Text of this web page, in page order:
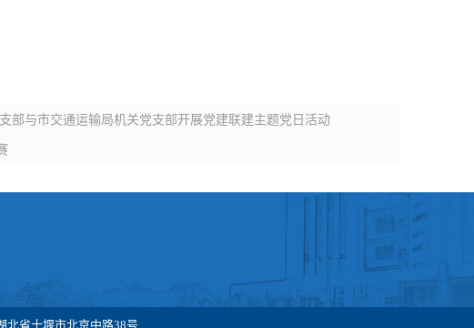
与市交通运输局机关党支部开展党建联建主题党日活动
省十堰市北京中路38号